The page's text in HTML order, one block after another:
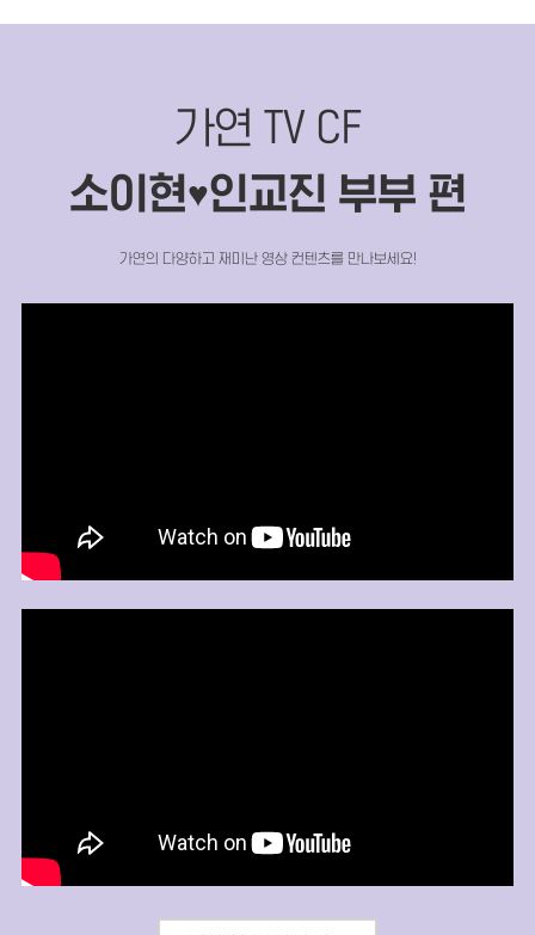
가연 TV CF
소이현♥인교진 부부 편
가연의 다양하고 재미난 영상 컨텐츠를 만나보세요!